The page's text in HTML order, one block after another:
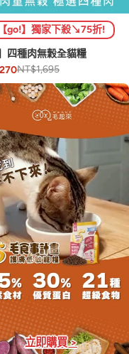
【go!】獨家下殺↘75折!
四種肉無穀全貓糧
NT$1,695
立即購買 >